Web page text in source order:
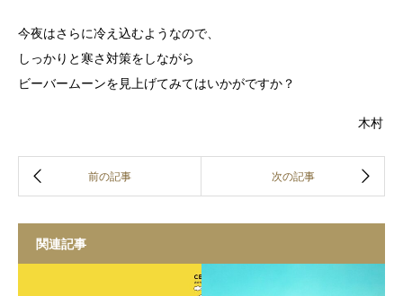
今夜はさらに冷え込むようなので、
しっかりと寒さ対策をしながら
ビーバームーンを見上げてみてはいかがですか？
木村
関連記事